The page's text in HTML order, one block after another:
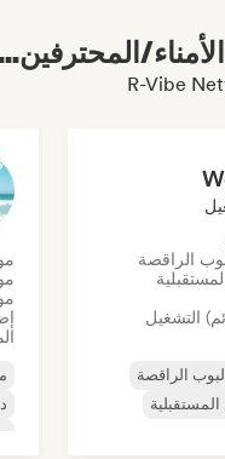
الراقصة
التشغيل
الراقصة